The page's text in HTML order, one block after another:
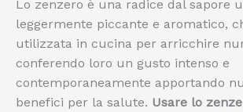
Lo zenzero è una radice dal sapore
leggermente piccante e aromatico,
utilizzata in cucina per arricchire
conferendo loro un gusto intenso e
contemporaneamente apportando
benefici per la salute. Usare lo